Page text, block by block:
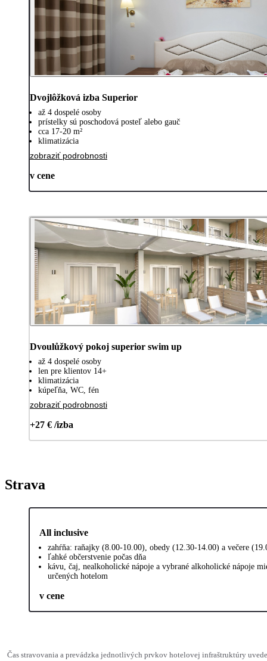
Dvojlôžková izba Superior
až 4 dospelé osoby
prístelky sú poschodová posteľ alebo gauč
cca 17-20 m²
klimatizácia
zobraziť podrobnosti
v cene
Dvoulůžkový pokoj superior swim up
až 4 dospelé osoby
len pre klientov 14+
klimatizácia
kúpeľňa, WC, fén
zobraziť podrobnosti
+27 € /izba
Strava
All inclusive
zahŕňa: raňajky (8.00-10.00), obedy (12.30-14.00) a večere
ľahké občerstvenie počas dňa
kávu, čaj, nealkoholické nápoje a vybrané alkoholické nápoje
určených hotelom
v cene
Čas stravovania a prevádzka jednotlivých prvkov hotelovej infraštruktúry